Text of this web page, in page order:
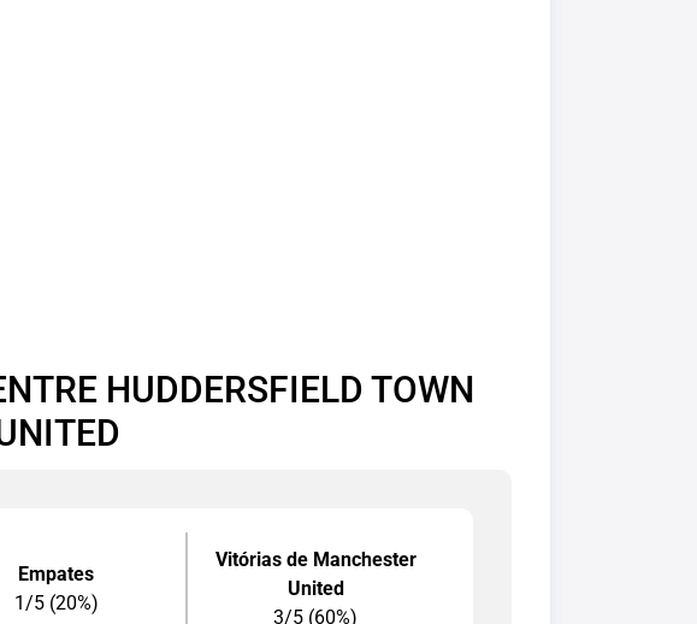
HUDDERSFIELD TOWN
Empates
1/5 (20%)
Vitórias de Manchester
United
3/5 (60%)